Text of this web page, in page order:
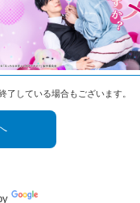
了している場合もございます。